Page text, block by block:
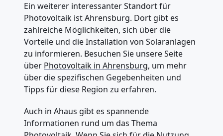
Ein weiterer interessanter Standort für
Photovoltaik ist Ahrensburg. Dort gibt es
zahlreiche Möglichkeiten, sich über die
Vorteile und die Installation von Solaranlagen
zu informieren. Besuchen Sie unsere Seite
über Photovoltaik in Ahrensburg, um mehr
über die spezifischen Gegebenheiten und
Tipps für diese Region zu erfahren.
Auch in Ahaus gibt es spannende
Informationen rund um das Thema